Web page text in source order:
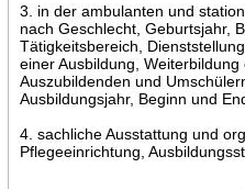
3. in der ambulanten und
nach Geschlecht, Geburtsjahr,
Tätigkeitsbereich,
einer Ausbildung,
Auszubildenden und
Ausbildungsjahr, Beginn und
4. sachliche Ausstattung und
Pflegeeinrichtung,